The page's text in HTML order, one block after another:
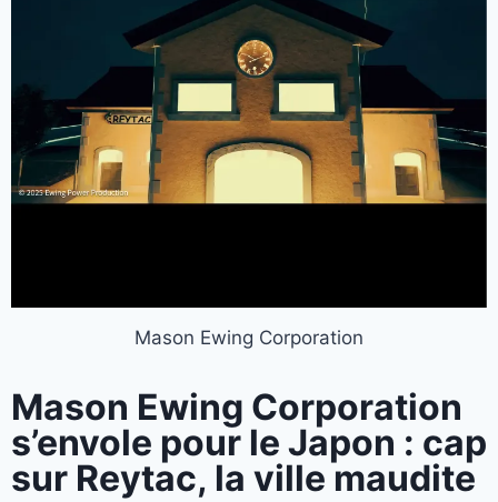
Mason Ewing Corporation
Mason Ewing Corporation
s’envole pour le Japon : cap
sur Reytac, la ville maudite